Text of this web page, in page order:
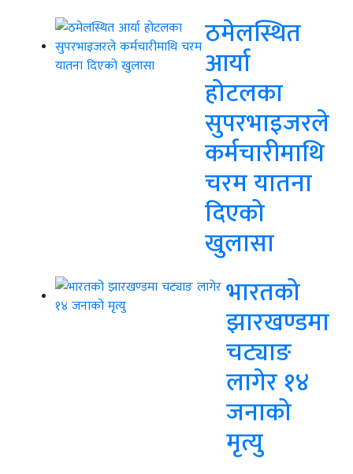
ठमेलस्थित
आर्या
होटलका
सुपरभाइजरले
कर्मचारीमाथि
चरम यातना
दिएको
खुलासा
भारतको
झारखण्डमा
चट्याङ
लागेर १४
जनाको
मृत्यु